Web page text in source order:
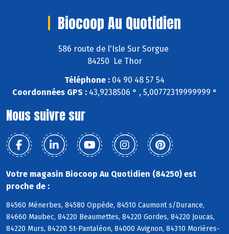
Biocoop Au Quotidien
586 route de l'Isle Sur Sorgue
84250 Le Thor
Téléphone : 04 90 48 57 54
Coordonnées GPS :43,9238506 ° , 5,00772319999999 °
Nous suivre sur
Votre magasin Biocoop Au Quotidien (84250) est
proche de :
84560 Ménerbes, 84580 Oppède, 84510 Caumont s/Durance,
84660 Maubec, 84220 Beaumettes, 84220 Gordes, 84220 Joucas,
84220 Murs, 84220 St-Pantaléon, 84000 Avignon, 84310 Morières-